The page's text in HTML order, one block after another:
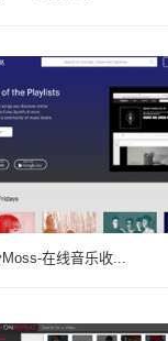
在线音乐收...